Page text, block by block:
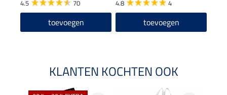
4.5 70
toevoegen
4.8 4
toevoegen
KLANTEN KOCHTEN OOK